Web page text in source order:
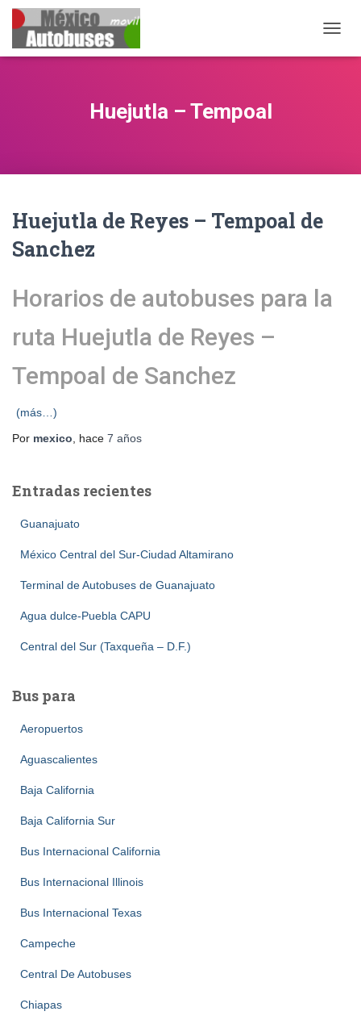
Huejutla – Tempoal
Huejutla de Reyes – Tempoal de
Sanchez
Horarios de autobuses para la
ruta Huejutla de Reyes –
Tempoal de Sanchez
(más…)
Por mexico , hace 7 años
Entradas recientes
Guanajuato
México Central del Sur-Ciudad Altamirano
Terminal de Autobuses de Guanajuato
Agua dulce-Puebla CAPU
Central del Sur (Taxqueña – D.F.)
Bus para
Aeropuertos
Aguascalientes
Baja California
Baja California Sur
Bus Internacional California
Bus Internacional Illinois
Bus Internacional Texas
Campeche
Central De Autobuses
Chiapas